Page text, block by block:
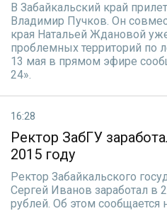
В Забайкальский край
Владимир Пучков. Он
края Натальей Ждановой
проблемных территорий по
13 мая в прямом эфире
24».
16:28
Ректор ЗабГУ
2015 году
Ректор Забайкальского
Сергей Иванов заработал в
рублей. Об этом сообщается